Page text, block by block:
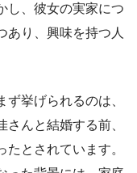
し、彼女の実家につ
あり、興味を持つ人
挙げられるのは、
んと結婚する前、
とされています。